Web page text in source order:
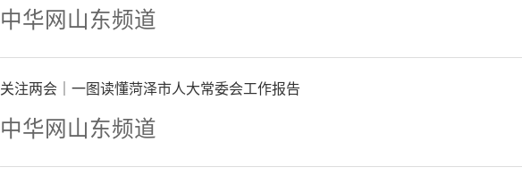
中华网山东频道
关注两会｜一图读懂菏泽市人大常委会工作报告
中华网山东频道